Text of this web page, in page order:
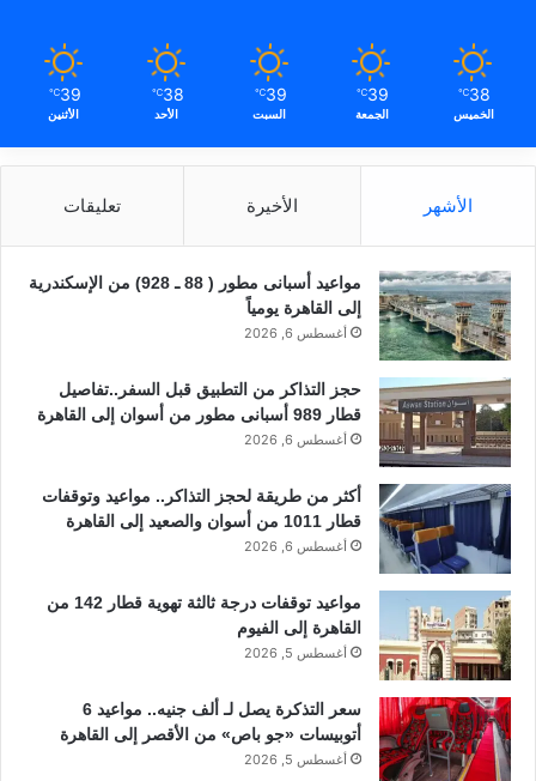
38
℃
الخميس
39
℃
الجمعة
39
℃
السبت
38
℃
الأحد
39
℃
الأثنين
الأشهر الأخيرة تعليقات
مواعيد أسبانى مطور ( 88 ـ 928) من الإسكندرية
إلى القاهرة يومياً
أغسطس 6, 2026
حجز التذاكر من التطبيق قبل السفر..تفاصيل
قطار 989 أسبانى مطور من أسوان إلى القاهرة
أغسطس 6, 2026
أكثر من طريقة لحجز التذاكر.. مواعيد وتوقفات
قطار 1011 من أسوان والصعيد إلى القاهرة
أغسطس 6, 2026
مواعيد توقفات درجة ثالثة تهوية قطار 142 من
القاهرة إلى الفيوم
أغسطس 5, 2026
سعر التذكرة يصل لـ ألف جنيه.. مواعيد 6
أتوبيسات «جو باص» من الأقصر إلى القاهرة
أغسطس 5, 2026